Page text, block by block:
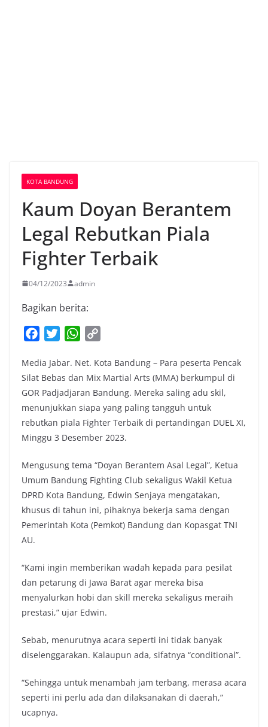
KOTA BANDUNG
Kaum Doyan Berantem
Legal Rebutkan Piala
Fighter Terbaik
04/12/2023 admin
Bagikan berita:
c
e
b
o
o
k
i
t
t
e
r
W
a
t
s
A
p
p
p
y
L
n
k
Media Jabar. Net. Kota Bandung – Para peserta Pencak
Silat Bebas dan Mix Martial Arts (MMA) berkumpul di
GOR Padjadjaran Bandung. Mereka saling adu skil,
menunjukkan siapa yang paling tangguh untuk
rebutkan piala Fighter Terbaik di pertandingan DUEL XI,
Minggu 3 Desember 2023.
Mengusung tema “Doyan Berantem Asal Legal”, Ketua
Umum Bandung Fighting Club sekaligus Wakil Ketua
DPRD Kota Bandung, Edwin Senjaya mengatakan,
khusus di tahun ini, pihaknya bekerja sama dengan
Pemerintah Kota (Pemkot) Bandung dan Kopasgat TNI
AU.
“Kami ingin memberikan wadah kepada para pesilat
dan petarung di Jawa Barat agar mereka bisa
menyalurkan hobi dan skill mereka sekaligus meraih
prestasi,” ujar Edwin.
Sebab, menurutnya acara seperti ini tidak banyak
diselenggarakan. Kalaupun ada, sifatnya “conditional”.
“Sehingga untuk menambah jam terbang, merasa acara
seperti ini perlu ada dan dilaksanakan di daerah,”
ucapnya.